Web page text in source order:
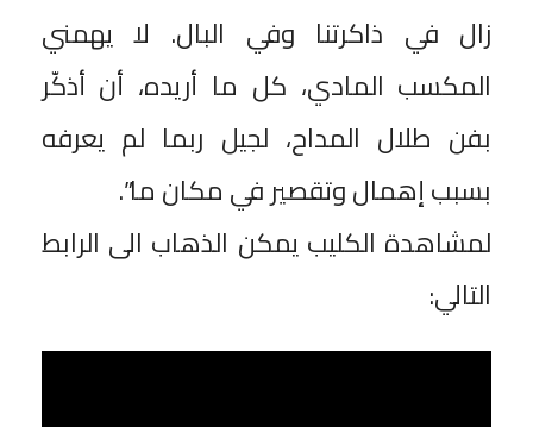
زال في ذاكرتنا وفي البال. لا يهمني
المكسب المادي، كل ما أريده، أن أذكّر
بفن طلال المداح، لجيل ربما لم يعرفه
بسبب إهمال وتقصير في مكان ما”.
لمشاهدة الكليب يمكن الذهاب الى الرابط
التالي: